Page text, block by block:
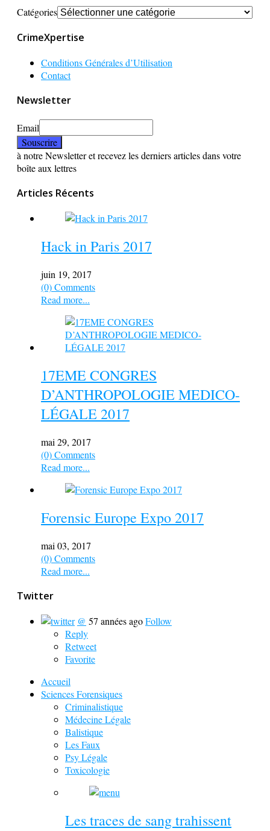
Catégories
CrimeXpertise
Conditions Générales d’Utilisation
Contact
Newsletter
Email
à notre Newsletter et recevez les derniers articles dans votre
boîte aux lettres
Articles Récents
Hack in Paris 2017
juin 19, 2017
(0) Comments
Read more...
17EME CONGRES
D’ANTHROPOLOGIE MEDICO-
LÉGALE 2017
mai 29, 2017
(0) Comments
Read more...
Forensic Europe Expo 2017
mai 03, 2017
(0) Comments
Read more...
Twitter
@ 57 années agoFollow
Reply
Retweet
Favorite
Accueil
Sciences Forensiques
Criminalistique
Médecine Légale
Balistique
Les Faux
Psy Légale
Toxicologie
Les traces de sang trahissent